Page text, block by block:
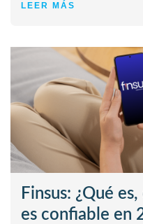
LEER MÁS
Finsus: ¿Qué
es confiable en